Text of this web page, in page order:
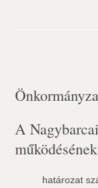
A
határozat